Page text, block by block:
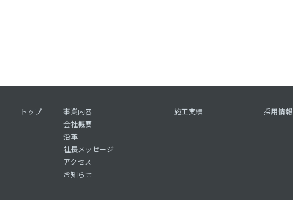
トップ
事業内容
会社概要
沿革
社長メッセージ
アクセス
お知らせ
施工実績 採用情報